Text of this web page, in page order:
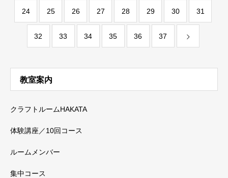
24 25 26 27 28 29 30 31
32 33 34 35 36 37
教室案内
クラフトルームHAKATA
体験講座／10回コース
ルームメンバー
集中コース